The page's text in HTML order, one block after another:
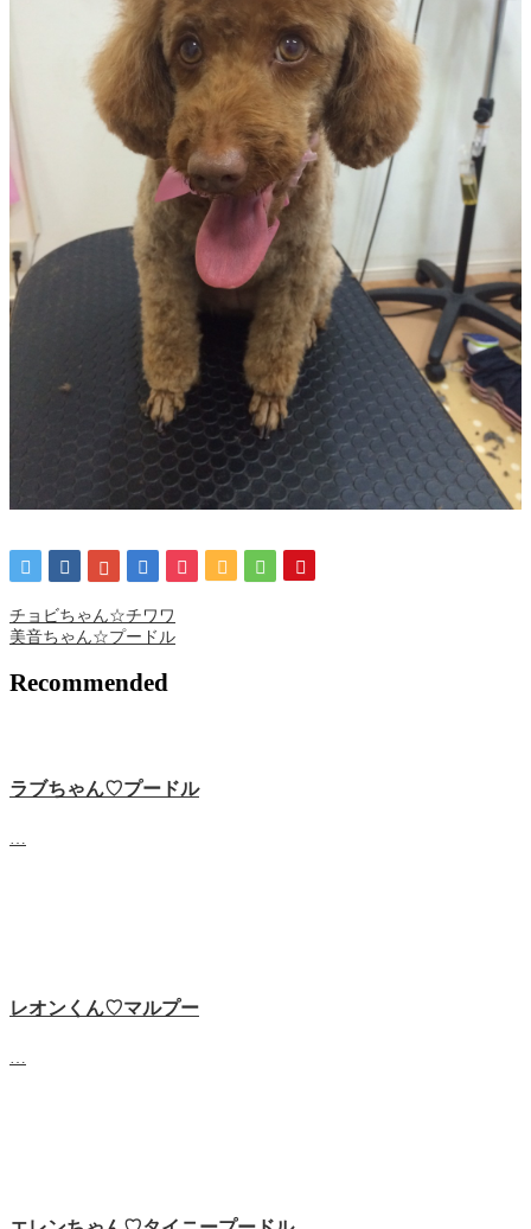
チョビちゃん☆チワワ
美音ちゃん☆プードル
Recommended
ラブちゃん♡プードル
レオンくん♡マルプー